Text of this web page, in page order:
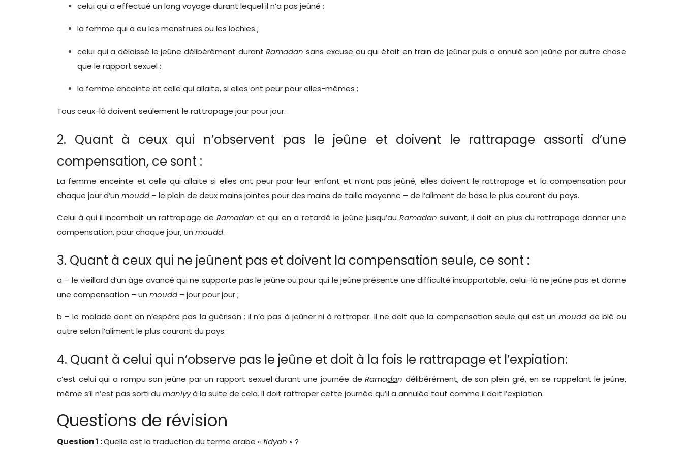
celui qui a effectué un long voyage durant lequel il n’a pas jeûné ;
la femme qui a eu les menstrues ou les lochies ;
celui qui a délaissé le jeûne délibérément durantRamadansans excuse ou qui était en train de jeûner puis a annulé son jeûne par autre chose
que le rapport sexuel ;
la femme enceinte et celle qui allaite, si elles ont peur pour elles-mêmes ;
Tous ceux-là doivent seulement le rattrapage jour pour jour.
2. Quant à ceux qui n’observent pas le jeûne et doivent le rattrapage assorti d’une
compensation, ce sont :
La femme enceinte et celle qui allaite si elles ont peur pour leur enfant et n’ont pas jeûné, elles doivent le rattrapage et la compensation pour
chaque jour d’un moudd – le plein de deux mains jointes pour des mains de taille moyenne – de l’aliment de base le plus courant du pays.
Celui à qui il incombait un rattrapage de Ramadanet qui en a retardé le jeûne jusqu’au Ramadansuivant, il doit en plus du rattrapage donner une
compensation, pour chaque jour, un moudd.
3. Quant à ceux qui ne jeûnent pas et doivent la compensation seule, ce sont :
a – le vieillard d’un âge avancé qui ne supporte pas le jeûne ou pour qui le jeûne présente une difficulté insupportable, celui-là ne jeûne pas et donne
une compensation – un moudd – jour pour jour ;
b – le malade dont on n’espère pas la guérison : il n’a pas à jeûner ni à rattraper. Il ne doit que la compensation seule qui est unmoudd de blé ou
autre selon l’aliment le plus courant du pays.
4. Quant à celui qui n’observe pas le jeûne et doit à la fois le rattrapage et l’expiation:
c’est celui qui a rompu son jeûne par un rapport sexuel durant une journée deRamadan délibérément, de son plein gré, en se rappelant le jeûne,
même s’il n’est pas sorti du maniyyà la suite de cela. Il doit rattraper cette journée qu’il a annulée tout comme il doit l’expiation.
Questions de révision
Question 1 :Quelle est la traduction du terme arabe « fidyah »?